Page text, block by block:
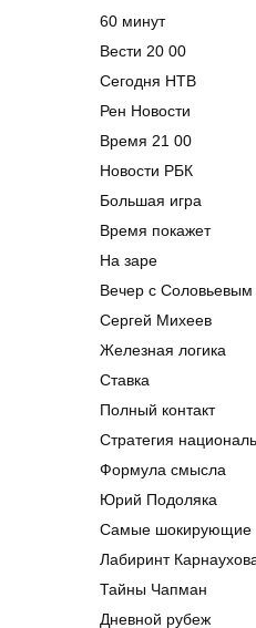
60 минут
Вести 20 00
Сегодня НТВ
Рен Новости
Время 21 00
Новости РБК
Большая игра
Время покажет
На заре
Вечер с Соловьевым
Сергей Михеев
Железная логика
Ставка
Полный контакт
Стратегия
Формула смысла
Юрий Подоляка
Самые шокирующие
Лабиринт
Тайны Чапман
Дневной рубеж